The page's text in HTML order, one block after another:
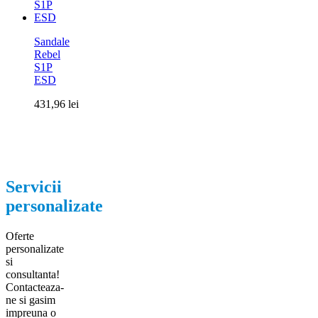
Sandale
Rebel
S1P
ESD
431,96 lei
Servicii
personalizate
Oferte
personalizate
si
consultanta!
Contacteaza-
ne si gasim
impreuna o